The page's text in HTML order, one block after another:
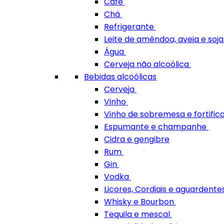
Chá
Refrigerante
Leite de amêndoa, aveia e soja
Água
Cerveja não alcoólica
Bebidas alcoólicas
Cerveja
Vinho
Vinho de sobremesa e
Espumante e champanhe
Cidra e gengibre
Rum
Gin
Vodka
Licores, Cordiais e
Whisky e Bourbon
Tequila e mescal